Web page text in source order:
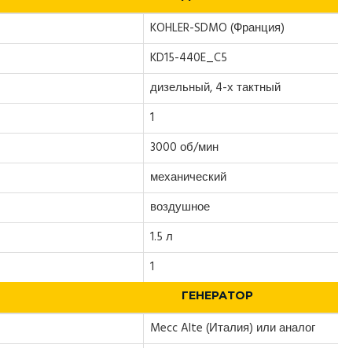
KOHLER-SDMO (Франция)
KD15-440E_C5
дизельный, 4-х тактный
1
3000 об/мин
механический
воздушное
1.5 л
1
ГЕНЕРАТОР
Mecc Alte (Италия) или аналог